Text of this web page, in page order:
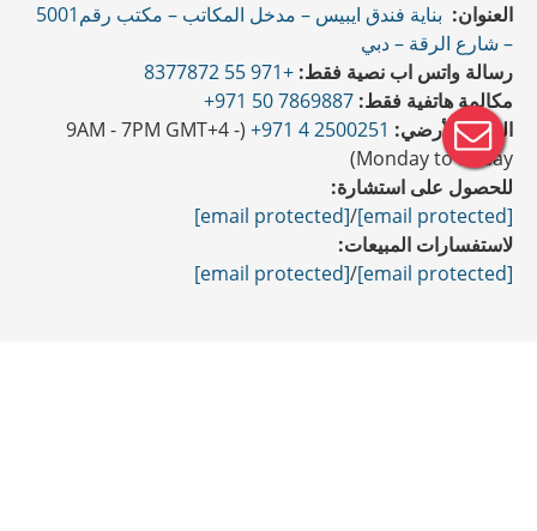
العنوان:
بناية فندق ايبيس – مدخل المكاتب – مكتب رقم5001
– شارع الرقة – دبي
رسالة واتس اب نصية فقط: +971 55 8377872
مكالمة هاتفية فقط: 7869887 50 971+
الهاتف الأرضي: 2500251 4 971+
(9AM - 7PM GMT+4 -
Monday to Friday)
للحصول على استشارة:
[email protected]
/
[email protected]
لاستفسارات المبيعات:
[email protected]
/
[email protected]